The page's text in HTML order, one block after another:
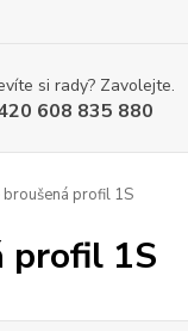
si rady? Zavolejte.
608 835 880
profil 1S
profil 1S